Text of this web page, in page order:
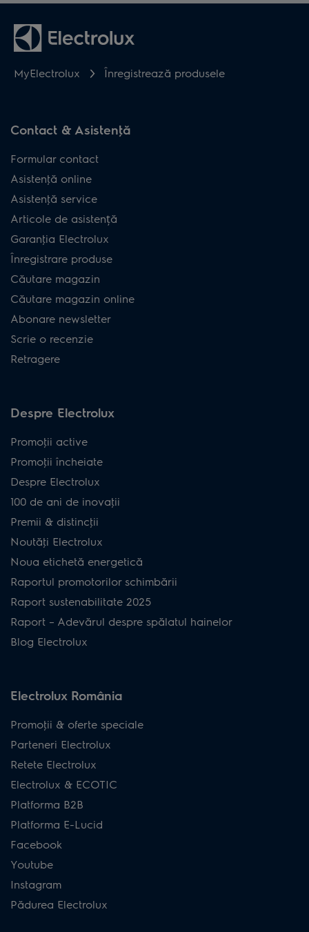
MyElectrolux Înregistrează produsele
Contact & Asistenţă
Formular contact
Asistenţă online
Asistenţă service
Articole de asistență
Garanţia Electrolux
Înregistrare produse
Căutare magazin
Căutare magazin online
Abonare newsletter
Scrie o recenzie
Retragere
Despre Electrolux
Promoţii active
Promoţii încheiate
Despre Electrolux
100 de ani de inovaţii
Premii & distincţii
Noutăţi Electrolux
Noua etichetă energetică
Raportul promotorilor schimbării
Raport sustenabilitate 2025
Raport – Adevărul despre spălatul hainelor
Blog Electrolux
Electrolux România
Promoţii & oferte speciale
Parteneri Electrolux
Retete Electrolux
Electrolux & ECOTIC
Platforma B2B
Platforma E-Lucid
Facebook
Youtube
Instagram
Pădurea Electrolux